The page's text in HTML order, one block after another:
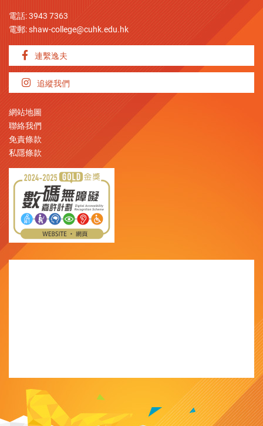
電話: 3943 7363
電郵:shaw-college@cuhk.edu.hk
連繫逸夫
追縱我們
網站地圖
聯絡我們
免責條款
私隱條款